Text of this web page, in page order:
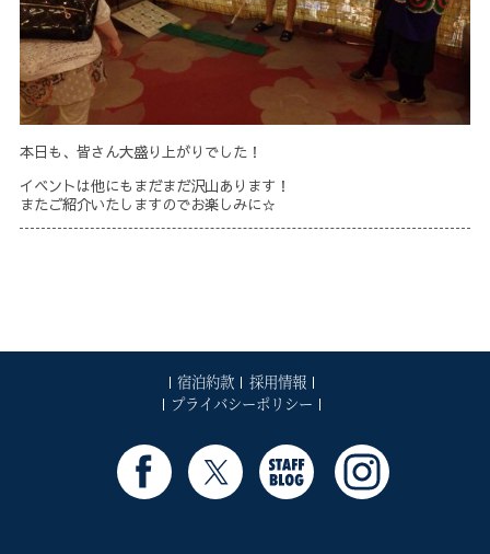
本日も、皆さん大盛り上がりでした！
イベントは他にもまだまだ沢山あります！
またご紹介いたしますのでお楽しみに☆
宿泊約款
採用情報
プライバシーポリシー